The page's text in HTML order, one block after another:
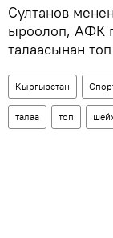
Султанов
ыроолоп, АФК
талаасынан
Кыргызстан
талаа топ